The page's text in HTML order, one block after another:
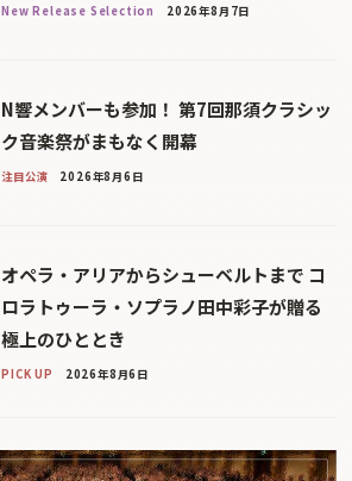
New Release Selection 2026年8月7日
N響メンバーも参加！ 第7回那須クラシッ
ク音楽祭がまもなく開幕
注目公演 2026年8月6日
オペラ・アリアからシューベルトまで コ
ロラトゥーラ・ソプラノ田中彩子が贈る
極上のひととき
PICK UP 2026年8月6日